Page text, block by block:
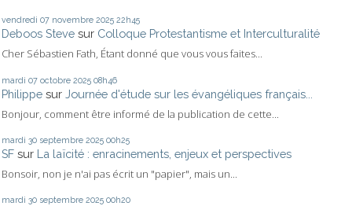
vendredi 07 novembre 2025 22h45
Deboos Steve sur Colloque Protestantisme et Interculturalité
Cher Sébastien Fath, Étant donné que vous vous faites...
mardi 07 octobre 2025 08h46
Philippe sur Journée d'étude sur les évangéliques français...
Bonjour, comment être informé de la publication de cette...
mardi 30 septembre 2025 00h25
SF sur La laïcité : enracinements, enjeux et perspectives
Bonsoir, non je n'ai pas écrit un "papier", mais un...
mardi 30 septembre 2025 00h20